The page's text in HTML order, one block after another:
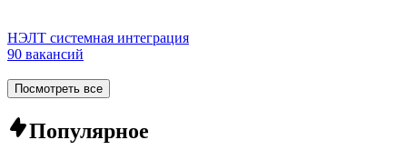
НЭЛТ системная интеграция
90 вакансий
Посмотреть все
Популярное